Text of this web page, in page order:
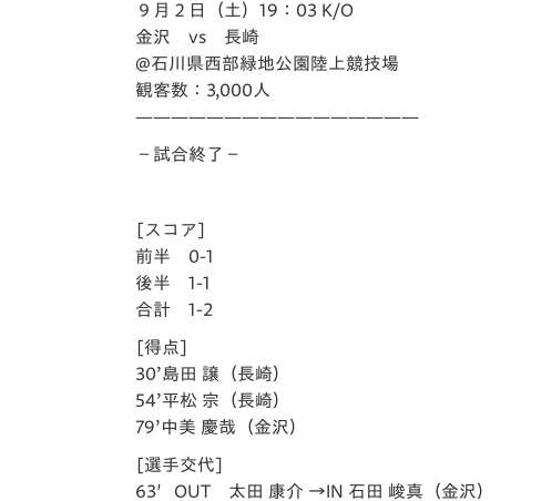
チームスケジュール
クラブハウス（練習
応援メディア
平和祈念活動
ホームタウン活動
９月２日（土）19：03 K/O
金沢 vs 長崎
@石川県西部緑地公園陸上競技場
観客数：3,000人
————————————————
－試合終了－
[スコア]
前半 0-1
後半 1-1
合計 1-2
[得点]
30’島田 譲（長崎）
54’平松 宗（長崎）
79’中美 慶哉（金沢）
[選手交代]
63′OUT 太田 康介 →IN 石田 峻真（金沢）